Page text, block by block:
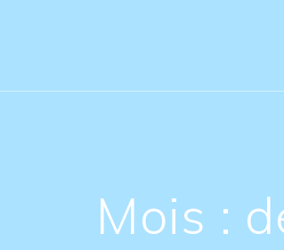
Mois :